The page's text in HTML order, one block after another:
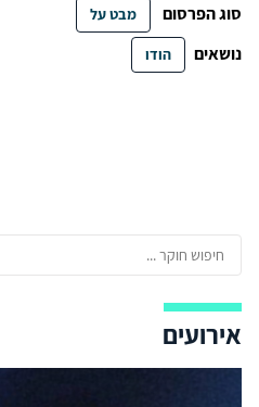
סוג הפרסום מבט על
נושאים הודו
אירועים